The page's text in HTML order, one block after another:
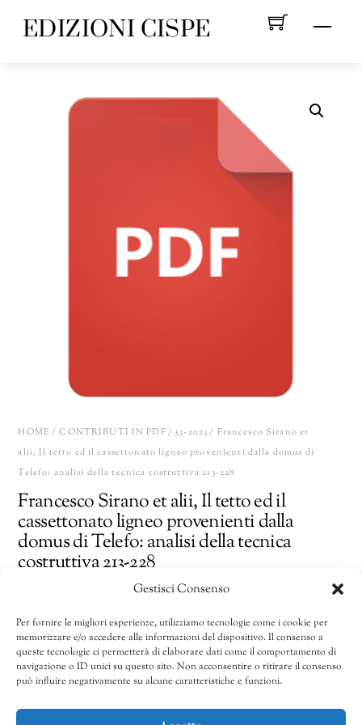
Gestisci Consenso
Per fornire le migliori esperienze, utilizziamo tecnologie come i cookie per
memorizzare e/o accedere alle informazioni del dispositivo. Il consenso a
queste tecnologie ci permetterà di elaborare dati come il comportamento di
navigazione o ID unici su questo sito. Non acconsentire o ritirare il consenso
può influire negativamente su alcune caratteristiche e funzioni.
Menu
EDIZIONI CISPE
HOME /CONTRIBUTI IN PDF/53-2023/ Francesco Sirano et
alii, Il tetto ed il cassettonato ligneo provenienti dalla domus di
Telefo: analisi della tecnica costruttiva 213-228
Francesco Sirano et alii, Il tetto ed il
cassettonato ligneo provenienti dalla
domus di Telefo: analisi della tecnica
costruttiva 213-228
Francesco
Sirano
et
alii,
AGGIUNGI AL CARRELLO Share
CATEGORIE:51/2021-53/2023,53-2023,Contributi in pdf